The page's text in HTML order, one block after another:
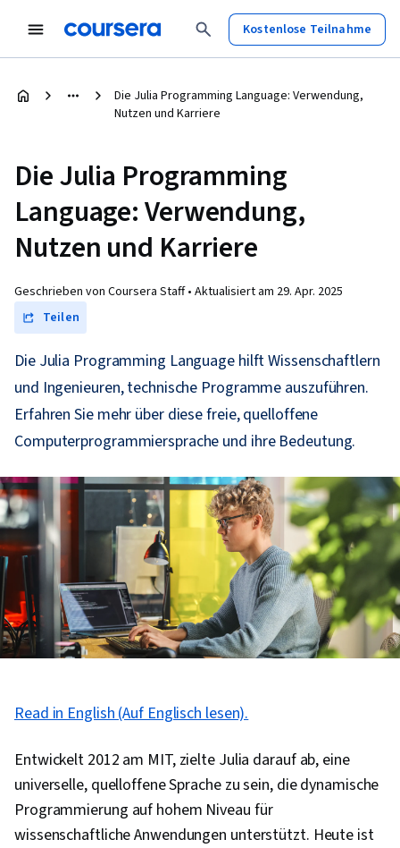
Kostenlose Teilnahme
Die Julia Programming Language: Verwendung,
Nutzen und Karriere
Die Julia Programming
Language: Verwendung,
Nutzen und Karriere
Geschrieben von Coursera Staff • Aktualisiert am 29. Apr. 2025
Teilen
Die Julia Programming Language hilft Wissenschaftlern
und Ingenieuren, technische Programme auszuführen.
Erfahren Sie mehr über diese freie, quelloffene
Computerprogrammiersprache und ihre Bedeutung.
Read in English (Auf Englisch lesen).
Entwickelt 2012 am MIT, zielte Julia darauf ab, eine
universelle, quelloffene Sprache zu sein, die dynamische
Programmierung auf hohem Niveau für
wissenschaftliche Anwendungen unterstützt. Heute ist